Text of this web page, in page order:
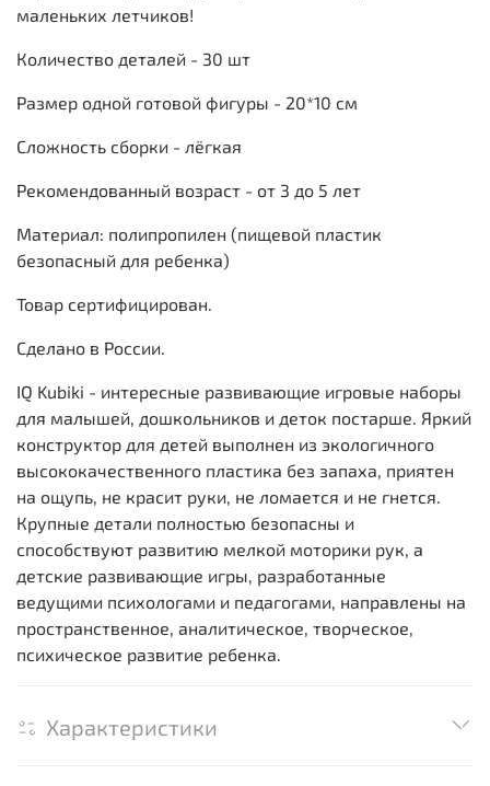
маленьких летчиков!
Количество деталей - 30 шт
Размер одной готовой фигуры - 20*10 см
Сложность сборки - лёгкая
Рекомендованный возраст - от 3 до 5 лет
Материал: полипропилен (пищевой пластик
безопасный для ребенка)
Товар сертифицирован.
Сделано в России.
IQ Kubiki - интересные развивающие игровые наборы
для малышей, дошкольников и деток постарше. Яркий
конструктор для детей выполнен из экологичного
высококачественного пластика без запаха, приятен
на ощупь, не красит руки, не ломается и не гнется.
Крупные детали полностью безопасны и
способствуют развитию мелкой моторики рук, а
детские развивающие игры, разработанные
ведущими психологами и педагогами, направлены на
пространственное, аналитическое, творческое,
психическое развитие ребенка.
Характеристики